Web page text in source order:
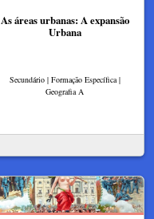
As áreas urbanas: A expansão
Urbana
Secundário | Formação Específica |
Geografia A